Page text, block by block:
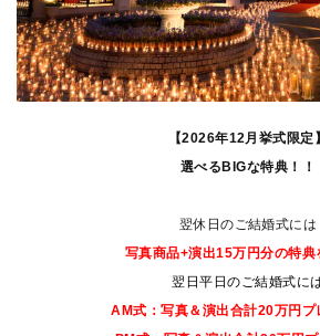
【2026年12月挙式限定】
選べるBIGな特典！！
翌休日のご結婚式には
写真商品+演出15万円分の特典
翌日平日のご結婚式に
AM式：写真＆演出合計20万円